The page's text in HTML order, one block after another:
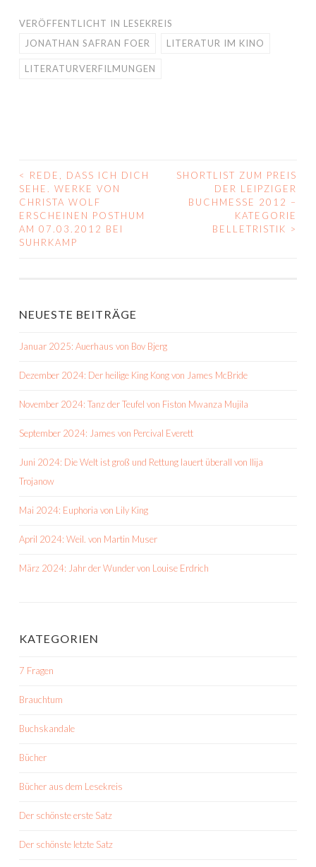
VERÖFFENTLICHT IN LESEKREIS
JONATHAN SAFRAN FOER
LITERATUR IM KINO
LITERATURVERFILMUNGEN
BEITRAGS-
NAVIGATION
<
REDE, DASS ICH DICH
SEHE. WERKE VON
CHRISTA WOLF
ERSCHEINEN POSTHUM
AM 07.03.2012 BEI
SUHRKAMP
SHORTLIST ZUM PREIS
DER LEIPZIGER
BUCHMESSE 2012 –
KATEGORIE
BELLETRISTIK >
NEUESTE BEITRÄGE
Januar 2025: Auerhaus von Bov Bjerg
Dezember 2024: Der heilige King Kong von James McBride
November 2024: Tanz der Teufel von Fiston Mwanza Mujila
September 2024: James von Percival Everett
Juni 2024: Die Welt ist groß und Rettung lauert überall von Ilija
Trojanow
Mai 2024: Euphoria von Lily King
April 2024: Weil. von Martin Muser
März 2024: Jahr der Wunder von Louise Erdrich
KATEGORIEN
7 Fragen
Brauchtum
Buchskandale
Bücher
Bücher aus dem Lesekreis
Der schönste erste Satz
Der schönste letzte Satz